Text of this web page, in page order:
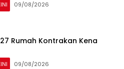
09/08/2026
Rumah Kontrakan Kena
09/08/2026